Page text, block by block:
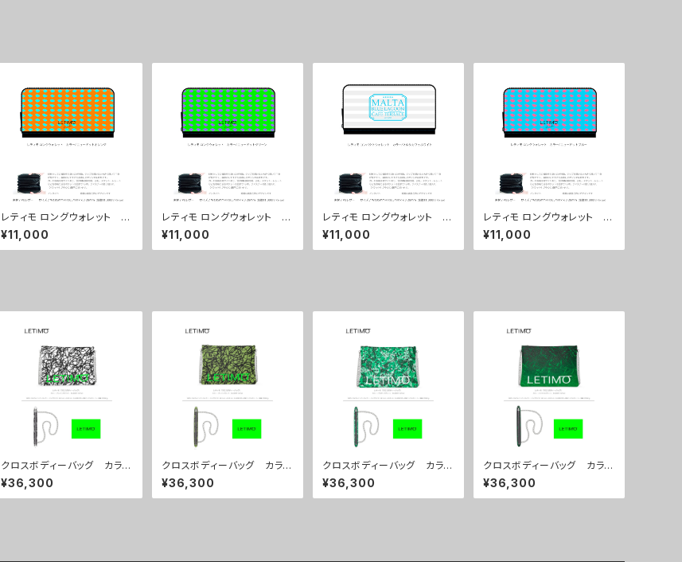
レティモ ロングウォレット カ
ラー/ ニュードットオレンジ
■配送まで３週間
¥11,000
レティモ ロングウォレット カ
ラー/ ニュードットグリーン
■配送まで３週間
¥11,000
レティモ ロングウォレット カ
ラー/マルタカフェホワイト
■配送まで３週間
¥11,000
レティモ ロングウォレット カ
ラー/ ニュードットブルー ■
配送まで３週間
¥11,000
クロスボディーバッグ カラ
ー/ブレインズホワイト ■配
送まで約１か月
¥36,300
クロスボディーバッグ カラ
ー/ブレインズカーキ ■配送
まで約１か月
¥36,300
クロスボディーバッグ カラ
ー/プロポーズグリーン ■配
送まで約１か月
¥36,300
クロスボディーバッグ カラ
ー/ミストラルグリーン ■配
送まで約１か月
¥36,300